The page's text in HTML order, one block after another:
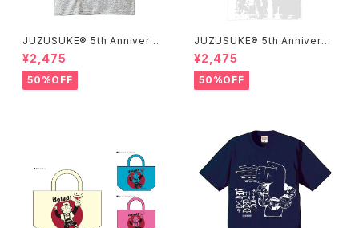
JUZUSUKE® 5th Anniversa
ry Tee
¥2,475
50%OFF
JUZUSUKE® 5th Anniversa
ry Tee
¥2,475
50%OFF